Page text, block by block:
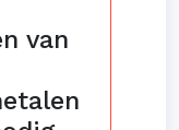
van